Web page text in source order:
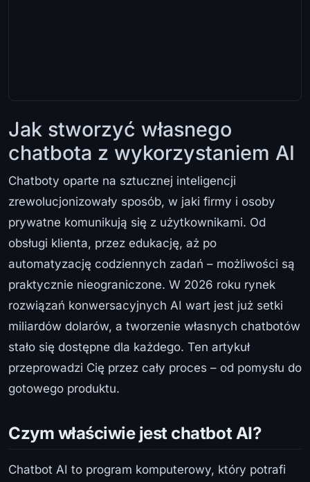
Jak stworzyć własnego
chatbota z wykorzystaniem AI
Chatboty oparte na sztucznej inteligencji
zrewolucjonizowały sposób, w jaki firmy i osoby
prywatne komunikują się z użytkownikami. Od
obsługi klienta, przez edukację, aż po
automatyzację codziennych zadań – możliwości są
praktycznie nieograniczone. W 2026 roku rynek
rozwiązań konwersacyjnych AI wart jest już setki
miliardów dolarów, a tworzenie własnych chatbotów
stało się dostępne dla każdego. Ten artykuł
przeprowadzi Cię przez cały proces – od pomysłu do
gotowego produktu.
Czym właściwie jest chatbot AI?
Chatbot AI to program komputerowy, który potrafi